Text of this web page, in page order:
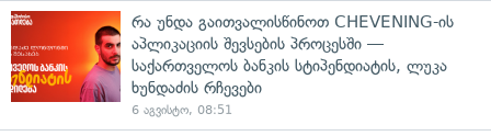
რა უნდა გაითვალისწინოთ CHEVENING-ის
აპლიკაციის შევსების პროცესში —
საქართველოს ბანკის სტიპენდიატის, ლუკა
ხუნდაძის რჩევები
6 აგვისტო, 08:51